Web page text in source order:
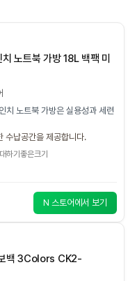
노트북 가방 18L 백팩 미
치 노트북 가방은 실용성과 세련
수납공간을 제공합니다.
하기좋은크기
N 스토어에서 보기
백 3Colors CK2-